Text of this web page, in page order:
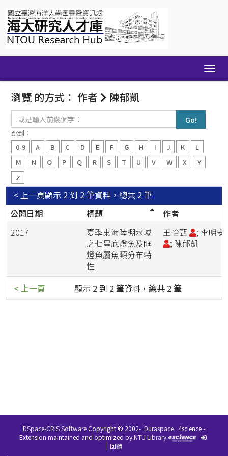
navigation
瀏覽 的方式： 作者 陳郁凱
入
前
幾
個
跳到：
0-9
A B C D E F G H I J K
L
M
N O P Q R S T U V W X
Y
Z
顯示 2 到 2 筆資料，總共 2 筆
< 上一頁
公開日期
標題
作者
2017
夏季東海陸棚水域
之七星底燈魚及眶
燈魚屬魚類分布特
性
王怡甄
; 李明安
; 陳郁凱
顯示 2 到 2 筆資料，總共 2 筆
< 上一頁
DSpace-CRIS SoftwareCopyright © 2002- Duraspace 4science -
Extension maintained and optimized byNTU Library
回饋